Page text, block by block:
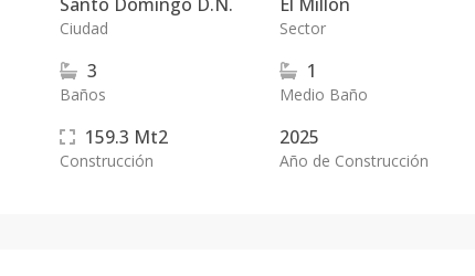
Ciudad Sector
3
Baños
1
Medio Baño
159.3 Mt2
Construcción
2025
Año de Construcción